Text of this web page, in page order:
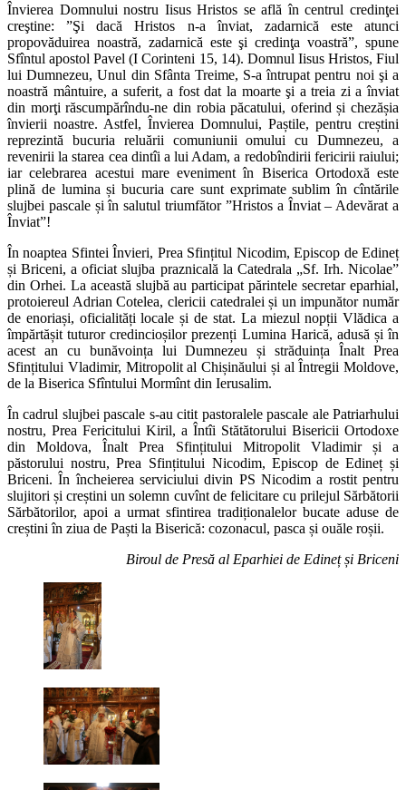
Învierea Domnului nostru Iisus Hristos se află în centrul credinţei
creştine: ”Şi dacă Hristos n-a înviat, zadarnică este atunci
propovăduirea noastră, zadarnică este şi credinţa voastră”, spune
Sfîntul apostol Pavel (I Corinteni 15, 14). Domnul Iisus Hristos, Fiul
lui Dumnezeu, Unul din Sfânta Treime, S-a întrupat pentru noi şi a
noastră mântuire, a suferit, a fost dat la moarte şi a treia zi a înviat
din morţi răscumpărîndu-ne din robia păcatului, oferind și chezășia
învierii noastre. Astfel, Învierea Domnului, Paștile, pentru creștini
reprezintă bucuria reluării comuniunii omului cu Dumnezeu, a
revenirii la starea cea dintîi a lui Adam, a redobîndirii fericirii raiului;
iar celebrarea acestui mare eveniment în Biserica Ortodoxă este
plină de lumina și bucuria care sunt exprimate sublim în cîntările
slujbei pascale și în salutul triumfător ”Hristos a Înviat – Adevărat a
Înviat”!
În noaptea Sfintei Învieri, Prea Sfințitul Nicodim, Episcop de Edineț
și Briceni, a oficiat slujba praznicală la Catedrala „Sf. Irh. Nicolae”
din Orhei. La această slujbă au participat părintele secretar eparhial,
protoiereul Adrian Cotelea, clericii catedralei și un impunător număr
de enoriași, oficialități locale și de stat. La miezul nopții Vlădica a
împărtășit tuturor credincioșilor prezenți Lumina Harică, adusă și în
acest an cu bunăvoința lui Dumnezeu și străduința Înalt Prea
Sfințitului Vladimir, Mitropolit al Chișinăului și al Întregii Moldove,
de la Biserica Sfîntului Mormînt din Ierusalim.
În cadrul slujbei pascale s-au citit pastoralele pascale ale Patriarhului
nostru, Prea Fericitului Kiril, a Întîi Stătătorului Bisericii Ortodoxe
din Moldova, Înalt Prea Sfințitului Mitropolit Vladimir și a
păstorului nostru, Prea Sfințitului Nicodim, Episcop de Edineț și
Briceni. În încheierea serviciului divin PS Nicodim a rostit pentru
slujitori și creștini un solemn cuvînt de felicitare cu prilejul Sărbătorii
Sărbătorilor, apoi a urmat sfintirea tradiționalelor bucate aduse de
creștini în ziua de Paști la Biserică: cozonacul, pasca și ouăle roșii.
Biroul de Presă al Eparhiei de Edineț și Briceni